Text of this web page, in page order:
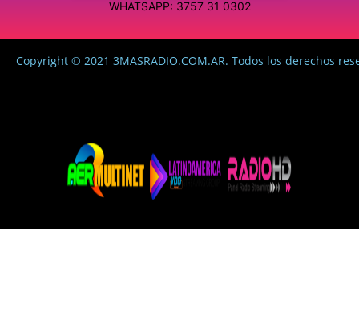
WHATSAPP: 3757 31 0302
Copyright © 2021 3MASRADIO.COM.AR. Todos los derechos